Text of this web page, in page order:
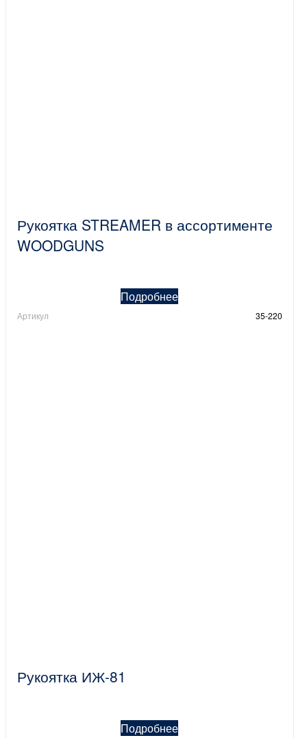
Рукоятка STREAMER в ассортименте
WOODGUNS
Подробнее
Артикул 35-220
Рукоятка ИЖ-81
Подробнее